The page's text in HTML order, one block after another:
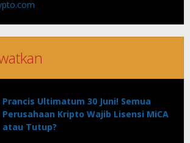
Prancis Ultimatum 30 Juni! Semua
Perusahaan Kripto Wajib Lisensi MiCA
atau Tutup?